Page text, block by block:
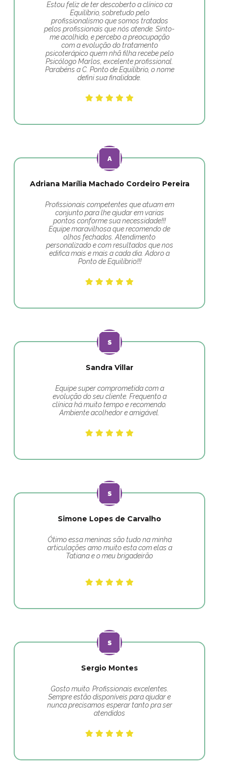
Estou feliz de ter descoberto a clínico ca
Equilíbrio, sobretudo pelo
profissionalismo que somos tratados
pelos profissionais que nós atende. Sinto-
me acolhido, e percebo a preocupação
com a evolução do tratamento
psicoterápico quem nhã filha recebe pelo
Psicólogo Marlos, excelente profissional.
Parabéns a C. Ponto de Equilíbrio, o nome
defini sua finalidade.
Adriana Marília Machado Cordeiro Pereira
Profissionais competentes que atuam em
conjunto para lhe ajudar em varias
pontos conforme sua necessidade!!!
Equipe maravilhosa que recomendo de
olhos fechados. Atendimento
personalizado e com resultados que nos
edifica mais e mais a cada dia. Adoro a
Ponto de Equilíbrio!!!
Sandra Villar
Equipe super comprometida com a
evolução do seu cliente. Frequento a
clínica há muito tempo e recomendo.
Ambiente acolhedor e amigável.
Simone Lopes de Carvalho
Ótimo essa meninas são tudo na minha
articulações amo muito esta com elas a
Tatiana e o meu brigadeirão
Sergio Montes
Gosto muito. Profissionais excelentes.
Sempre estão disponíveis para ajudar e
nunca precisamos esperar tanto pra ser
atendidos